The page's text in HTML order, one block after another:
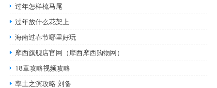
过年怎样梳马尾
过年放什么花架上
海南过春节哪里好玩
摩西旗舰店官网（摩西摩西购物网）
18章攻略视频攻略
率土之滨攻略 刘备